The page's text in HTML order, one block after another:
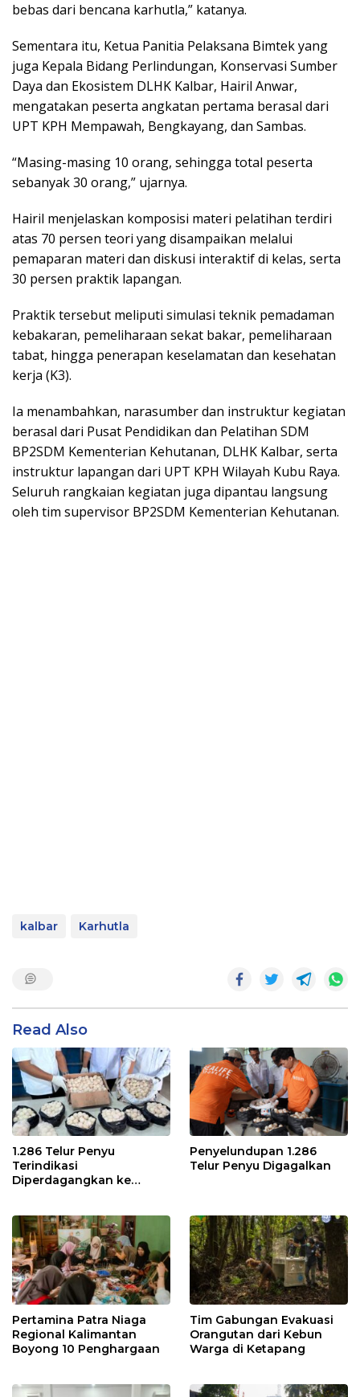
bebas dari bencana karhutla,” katanya.
Sementara itu, Ketua Panitia Pelaksana Bimtek yang
juga Kepala Bidang Perlindungan, Konservasi Sumber
Daya dan Ekosistem DLHK Kalbar, Hairil Anwar,
mengatakan peserta angkatan pertama berasal dari
UPT KPH Mempawah, Bengkayang, dan Sambas.
“Masing-masing 10 orang, sehingga total peserta
sebanyak 30 orang,” ujarnya.
Hairil menjelaskan komposisi materi pelatihan terdiri
atas 70 persen teori yang disampaikan melalui
pemaparan materi dan diskusi interaktif di kelas, serta
30 persen praktik lapangan.
Praktik tersebut meliputi simulasi teknik pemadaman
kebakaran, pemeliharaan sekat bakar, pemeliharaan
tabat, hingga penerapan keselamatan dan kesehatan
kerja (K3).
Ia menambahkan, narasumber dan instruktur kegiatan
berasal dari Pusat Pendidikan dan Pelatihan SDM
BP2SDM Kementerian Kehutanan, DLHK Kalbar, serta
instruktur lapangan dari UPT KPH Wilayah Kubu Raya.
Seluruh rangkaian kegiatan juga dipantau langsung
oleh tim supervisor BP2SDM Kementerian Kehutanan.
kalbar Karhutla
Read Also
1.286 Telur Penyu
Terindikasi
Diperdagangkan ke
Penyelundupan 1.286
Telur Penyu Digagalkan
Pertamina Patra Niaga
Regional Kalimantan
Boyong 10 Penghargaan
Tim Gabungan Evakuasi
Orangutan dari Kebun
Warga di Ketapang